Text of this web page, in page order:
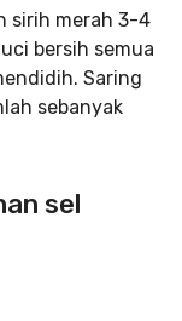
sirih merah 3-4
bersih semua
Saring
sebanyak
sel